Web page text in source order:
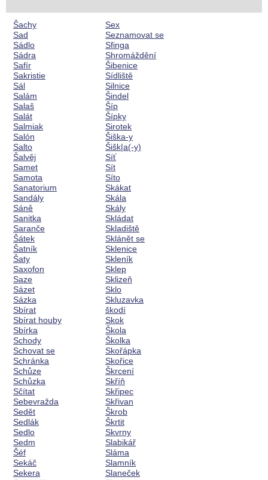
Šachy
Sad
Sádlo
Sádra
Safír
Sakristie
Sál
Salám
Salaš
Salát
Salmiak
Salón
Salto
Šalvěj
Samet
Samota
Sanatorium
Sandály
Sáně
Sanitka
Saranče
Šátek
Šatník
Šaty
Saxofon
Saze
Sázet
Sázka
Sbírat
Sbírat houby
Sbírka
Schody
Schovat se
Schránka
Schůze
Schůzka
Sčítat
Sebevražda
Sedět
Sedlák
Sedlo
Sedm
Šéf
Sekáč
Sekera
Sex
Seznamovat se
Sfinga
Shromáždění
Šibenice
Sídliště
Silnice
Šindel
Šíp
Šípky
Sirotek
Šiška-y
Šišk|a(-y)
Síť
Sít
Síto
Skákat
Skála
Skály
Skládat
Skladiště
Sklánět se
Sklenice
Skleník
Sklep
Sklizeň
Sklo
Skluzavka
škodí
Skok
Škola
Školka
Skořápka
Skořice
Škrcení
Skříň
Skřipec
Skřivan
Škrob
Škrtit
Skvrny
Slabikář
Sláma
Slamník
Slaneček